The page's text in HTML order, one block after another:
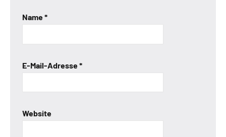
Name*
E-Mail-Adresse*
Website